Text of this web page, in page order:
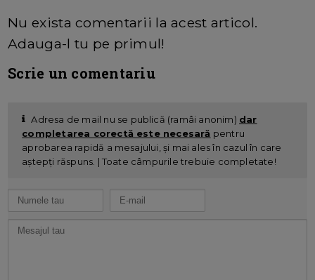
Nu exista comentarii la acest articol.
Adauga-l tu pe primul!
Scrie un comentariu
Adresa de mail nu se publică (ramâi anonim) dar
completarea corectă este necesară pentru
aprobarea rapidă a mesajului, și mai ales în cazul în care
aștepți răspuns. | Toate câmpurile trebuie completate!